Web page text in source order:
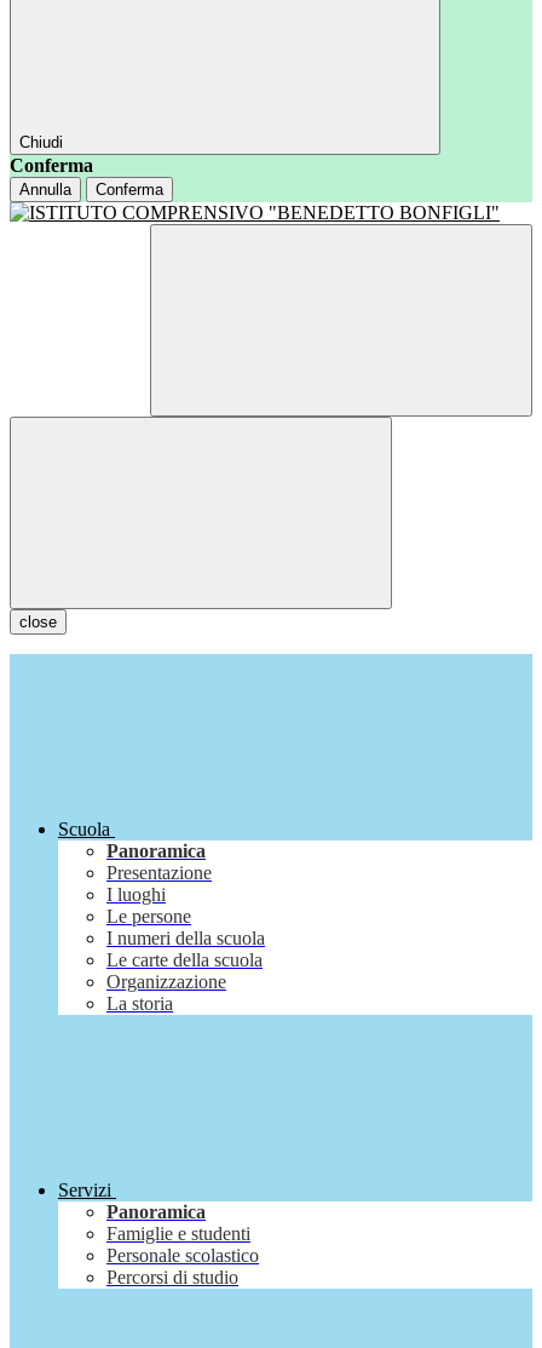
Chiudi
Conferma
Annulla Conferma
close
Scuola
Panoramica
Presentazione
I luoghi
Le persone
I numeri della scuola
Le carte della scuola
Organizzazione
La storia
Servizi
Panoramica
Famiglie e studenti
Personale scolastico
Percorsi di studio